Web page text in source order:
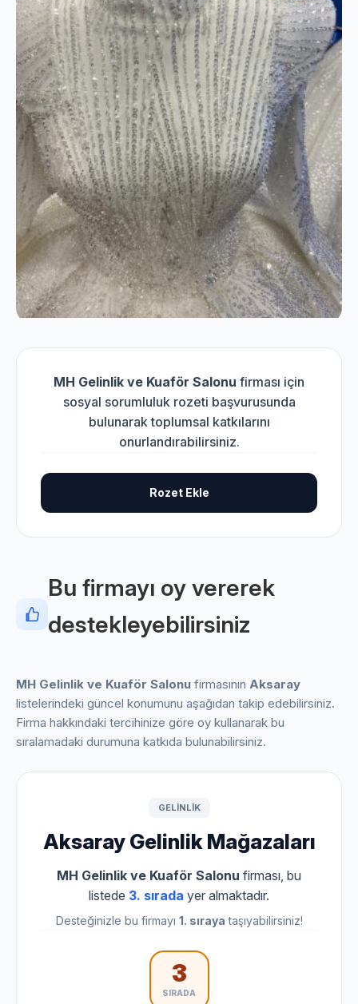
MH Gelinlik ve Kuaför Salonu firması için
sosyal sorumluluk rozeti başvurusunda
bulunarak toplumsal katkılarını
onurlandırabilirsiniz.
Rozet Ekle
Bu firmayı oy vererek
destekleyebilirsiniz
MH Gelinlik ve Kuaför Salonu firmasının Aksaray
listelerindeki güncel konumunu aşağıdan takip edebilirsiniz.
Firma hakkındaki tercihinize göre oy kullanarak bu
sıralamadaki durumuna katkıda bulunabilirsiniz.
GELINLIK
Aksaray Gelinlik Mağazaları
MH Gelinlik ve Kuaför Salonu firması, bu
listede 3. sırada yer almaktadır.
Desteğinizle bu firmayı 1. sıraya taşıyabilirsiniz!
3
SIRADA